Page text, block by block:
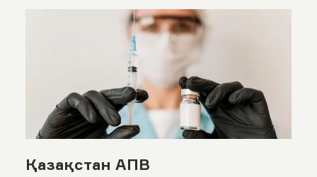
Қазақстан АПВ